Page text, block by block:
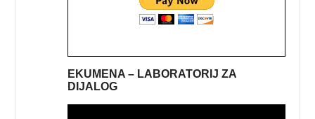
EKUMENA – LABORATORIJ ZA
DIJALOG